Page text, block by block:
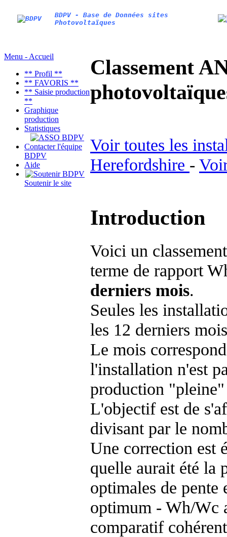
BDPV - Base de Données sites
Photovoltaïques
Menu - Accueil
** Profil **
** FAVORIS **
** Saisie production
**
Graphique
production
Statistiques
Contacter l'équipe
BDPV
Aide
Soutenir le site
Classement
Voir toutes les
Herefordshire -
Introduction
Voici un
terme de rapport
derniers mois.
Seules les
les 12 derniers
Le mois
l'installation n'est
production "pleine"
L'objectif est de
divisant par le
Une correction est
quelle aurait été la
optimales de
optimum - Wh/Wc
comparatif